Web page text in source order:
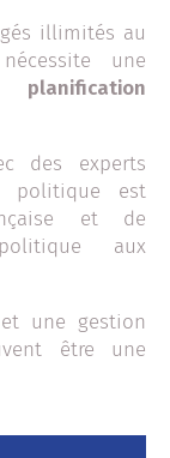
illimités au
une
planification
des experts
politique est
et de
aux
une gestion
être une